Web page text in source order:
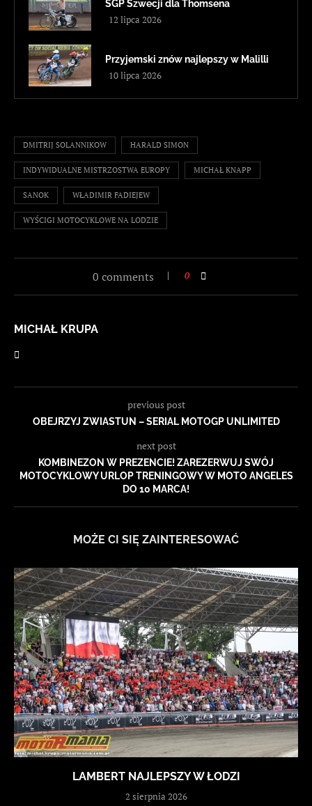
SGP Szwecji dla Thomsena
12 lipca 2026
Przyjemski znów najlepszy w Malilli
10 lipca 2026
DMITRIJ SOLANNIKOW HARALD SIMON
INDYWIDUALNE MISTRZOSTWA EUROPY MICHAŁ KNAPP
SANOK WŁADIMIR FADIEJEW
WYŚCIGI MOTOCYKLOWE NA LODZIE
0 comments 0
MICHAŁ KRUPA
previous post
OBEJRZYJ ZWIASTUN – SERIAL MOTOGP UNLIMITED
next post
KOMBINEZON W PREZENCIE! ZAREZERWUJ SWÓJ
MOTOCYKLOWY URLOP TRENINGOWY W MOTO ANGELES
DO 10 MARCA!
MOŻE CI SIĘ ZAINTERESOWAĆ
LAMBERT NAJLEPSZY W ŁODZI
2 sierpnia 2026